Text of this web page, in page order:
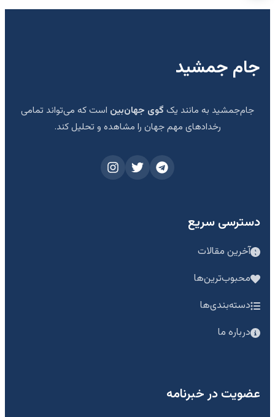
جام جمشید
جام‌جمشید به مانند یک گوی جهان‌بین است که می‌تواند تمامی
رخدادهای مهم جهان را مشاهده و تحلیل کند.
دسترسی سریع
آخرین مقالات
محبوب‌ترین‌ها
دسته‌بندی‌ها
درباره ما
عضویت در خبرنامه